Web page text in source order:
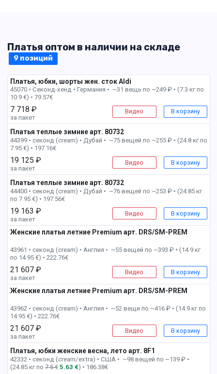
Платья оптом в наличии на складе
9 позиций
Платья, юбки, шорты жен. сток Aldi
45070 • Секонд-хенд • Германия • ~31 вещь по ~249 ₽ • (7.3 кг по
10.9 €) • 79.57€
7 718 ₽
за пакет
Видео В корзину
Платья теплые зимние арт. 80732
44399 • секонд (cream) • Дубай • ~75 вещей по ~255 ₽ • (24.8 кг по
7.95 €) • 197.16€
19 125 ₽
за пакет
Видео В корзину
Платья теплые зимние арт. 80732
44400 • секонд (cream) • Дубай • ~76 вещей по ~253 ₽ • (24.85 кг
по 7.95 €) • 197.56€
19 163 ₽
за пакет
Видео В корзину
Женские платья летние Premium арт. DRS/SM-PREM
43961 • секонд (cream) • Англия • ~55 вещей по ~393 ₽ • (14.9 кг
по 14.95 €) • 222.76€
21 607 ₽
за пакет
Видео В корзину
Женские платья летние Premium арт. DRS/SM-PREM
43962 • секонд (cream) • Англия • ~52 вещи по ~416 ₽ • (14.9 кг по
14.95 €) • 222.76€
21 607 ₽
за пакет
Видео В корзину
Платья, юбки женские весна, лето арт. 8F1
42332 • секонд (cream/extra) • США • ~98 вещей по ~139 ₽ •
(24.85 кг по 7.5 € 5.63 €) • 186.38€